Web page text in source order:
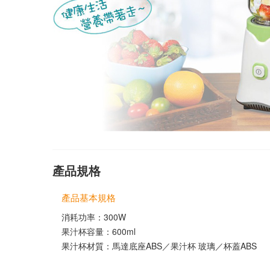
產品規格
產品基本規格
消耗功率：300W
果汁杯容量：600ml
果汁杯材質：馬達底座ABS／果汁杯 玻璃／杯蓋ABS